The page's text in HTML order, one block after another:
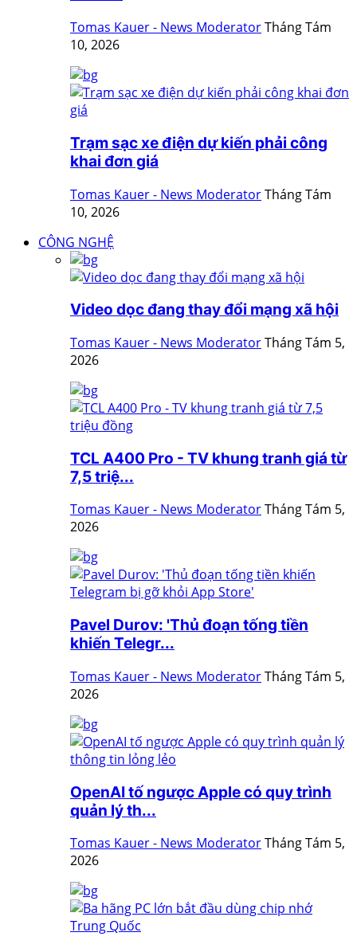
Tomas Kauer - News ModeratorTháng Tám
10, 2026
Trạm sạc xe điện dự kiến phải công
khai đơn giá
Tomas Kauer - News ModeratorTháng Tám
10, 2026
CÔNG NGHỆ
Video dọc đang thay đổi mạng xã hội
Tomas Kauer - News ModeratorTháng Tám 5,
2026
TCL A400 Pro - TV khung tranh giá từ
7,5 triệ...
Tomas Kauer - News ModeratorTháng Tám 5,
2026
Pavel Durov: 'Thủ đoạn tống tiền
khiến Telegr...
Tomas Kauer - News ModeratorTháng Tám 5,
2026
OpenAI tố ngược Apple có quy trình
quản lý th...
Tomas Kauer - News ModeratorTháng Tám 5,
2026